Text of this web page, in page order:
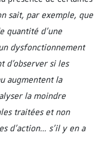
sait, par exemple, que
quantité d’une
dysfonctionnement
d’observer si les
augmentent la
la moindre
traitées et non
d’action… s’il y en a